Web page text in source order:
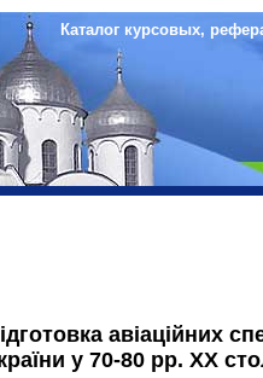
Каталог курсовых,
авіаційних
у 70-80 рр. ХХ